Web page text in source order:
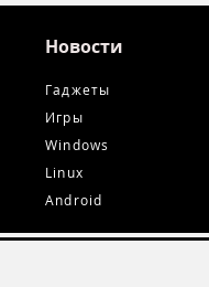
Новости
Гаджеты
Игры
Windows
Linux
Android